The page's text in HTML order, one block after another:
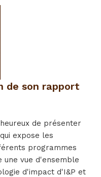
de son rapport
de présenter
expose les
programmes
vue d'ensemble
d'impact d'I&P et